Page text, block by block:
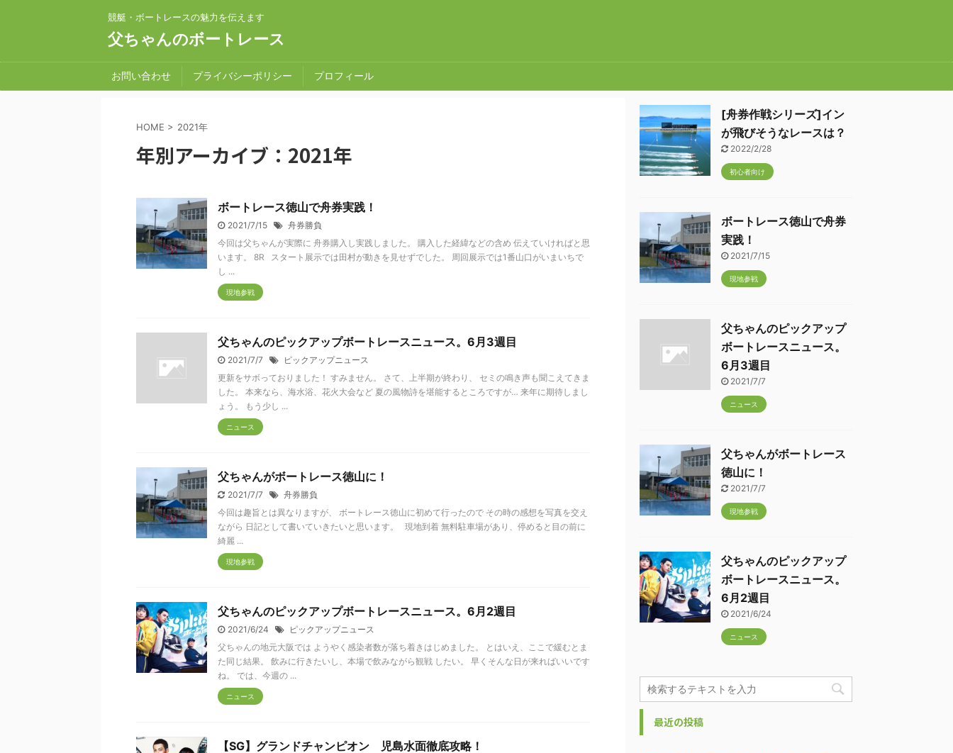
競艇・ボートレースの魅力を伝えます
父ちゃんのボートレース
お問い合わせ プライバシーポリシー プロフィール
HOME > 2021年
年別アーカイブ：2021年
ボートレース徳山で舟券実践！
2021/7/15
舟券勝負
今回は父ちゃんが実際に 舟券購入し実践しました。 購入した経緯などの含め 伝えていければと思
います。 8R スタート展示では田村が動きを見せずでした。 周回展示では1番山口がいまいちで
し ...
現地参戦
父ちゃんのピックアップボートレースニュース。6月3週目
2021/7/7
ピックアップニュース
更新をサボっておりました！ すみません。 さて、上半期が終わり、 セミの鳴き声も聞こえてきま
した。 本来なら、海水浴、花火大会など 夏の風物詩を堪能するところですが… 来年に期待しまし
ょう。 もう少し ...
ニュース
父ちゃんがボートレース徳山に！
2021/7/7
舟券勝負
今回は趣旨とは異なりますが、 ボートレース徳山に初めて行ったので その時の感想を写真を交え
ながら 日記として書いていきたいと思います。 現地到着 無料駐車場があり、停めると目の前に
綺麗 ...
現地参戦
父ちゃんのピックアップボートレースニュース。6月2週目
2021/6/24
ピックアップニュース
父ちゃんの地元大阪では ようやく感染者数が落ち着きはじめました。 とはいえ、ここで緩むとま
た同じ結果。 飲みに行きたいし、本場で飲みながら観戦 したい。 早くそんな日が来ればいいです
ね。 では、今週の ...
ニュース
【SG】グランドチャンピオン 児島水面徹底攻略！
[舟券作戦シリーズ]イン
が飛びそうなレースは？
2022/2/28
初心者向け
ボートレース徳山で舟券
実践！
2021/7/15
現地参戦
父ちゃんのピックアップ
ボートレースニュース。
6月3週目
2021/7/7
ニュース
父ちゃんがボートレース
徳山に！
2021/7/7
現地参戦
父ちゃんのピックアップ
ボートレースニュース。
6月2週目
2021/6/24
ニュース
最近の投稿